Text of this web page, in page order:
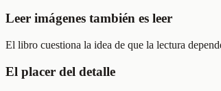
Leer imágenes también es leer
El libro cuestiona la idea de que la lectura
El placer del detalle